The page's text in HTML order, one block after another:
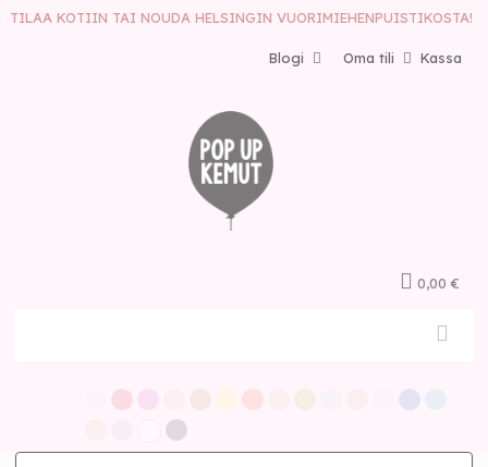
TILAA KOTIIN TAI NOUDA HELSINGIN VUORIMIEHENPUISTIKOSTA!
Kassa
Oma tili
Blogi
0,00 €